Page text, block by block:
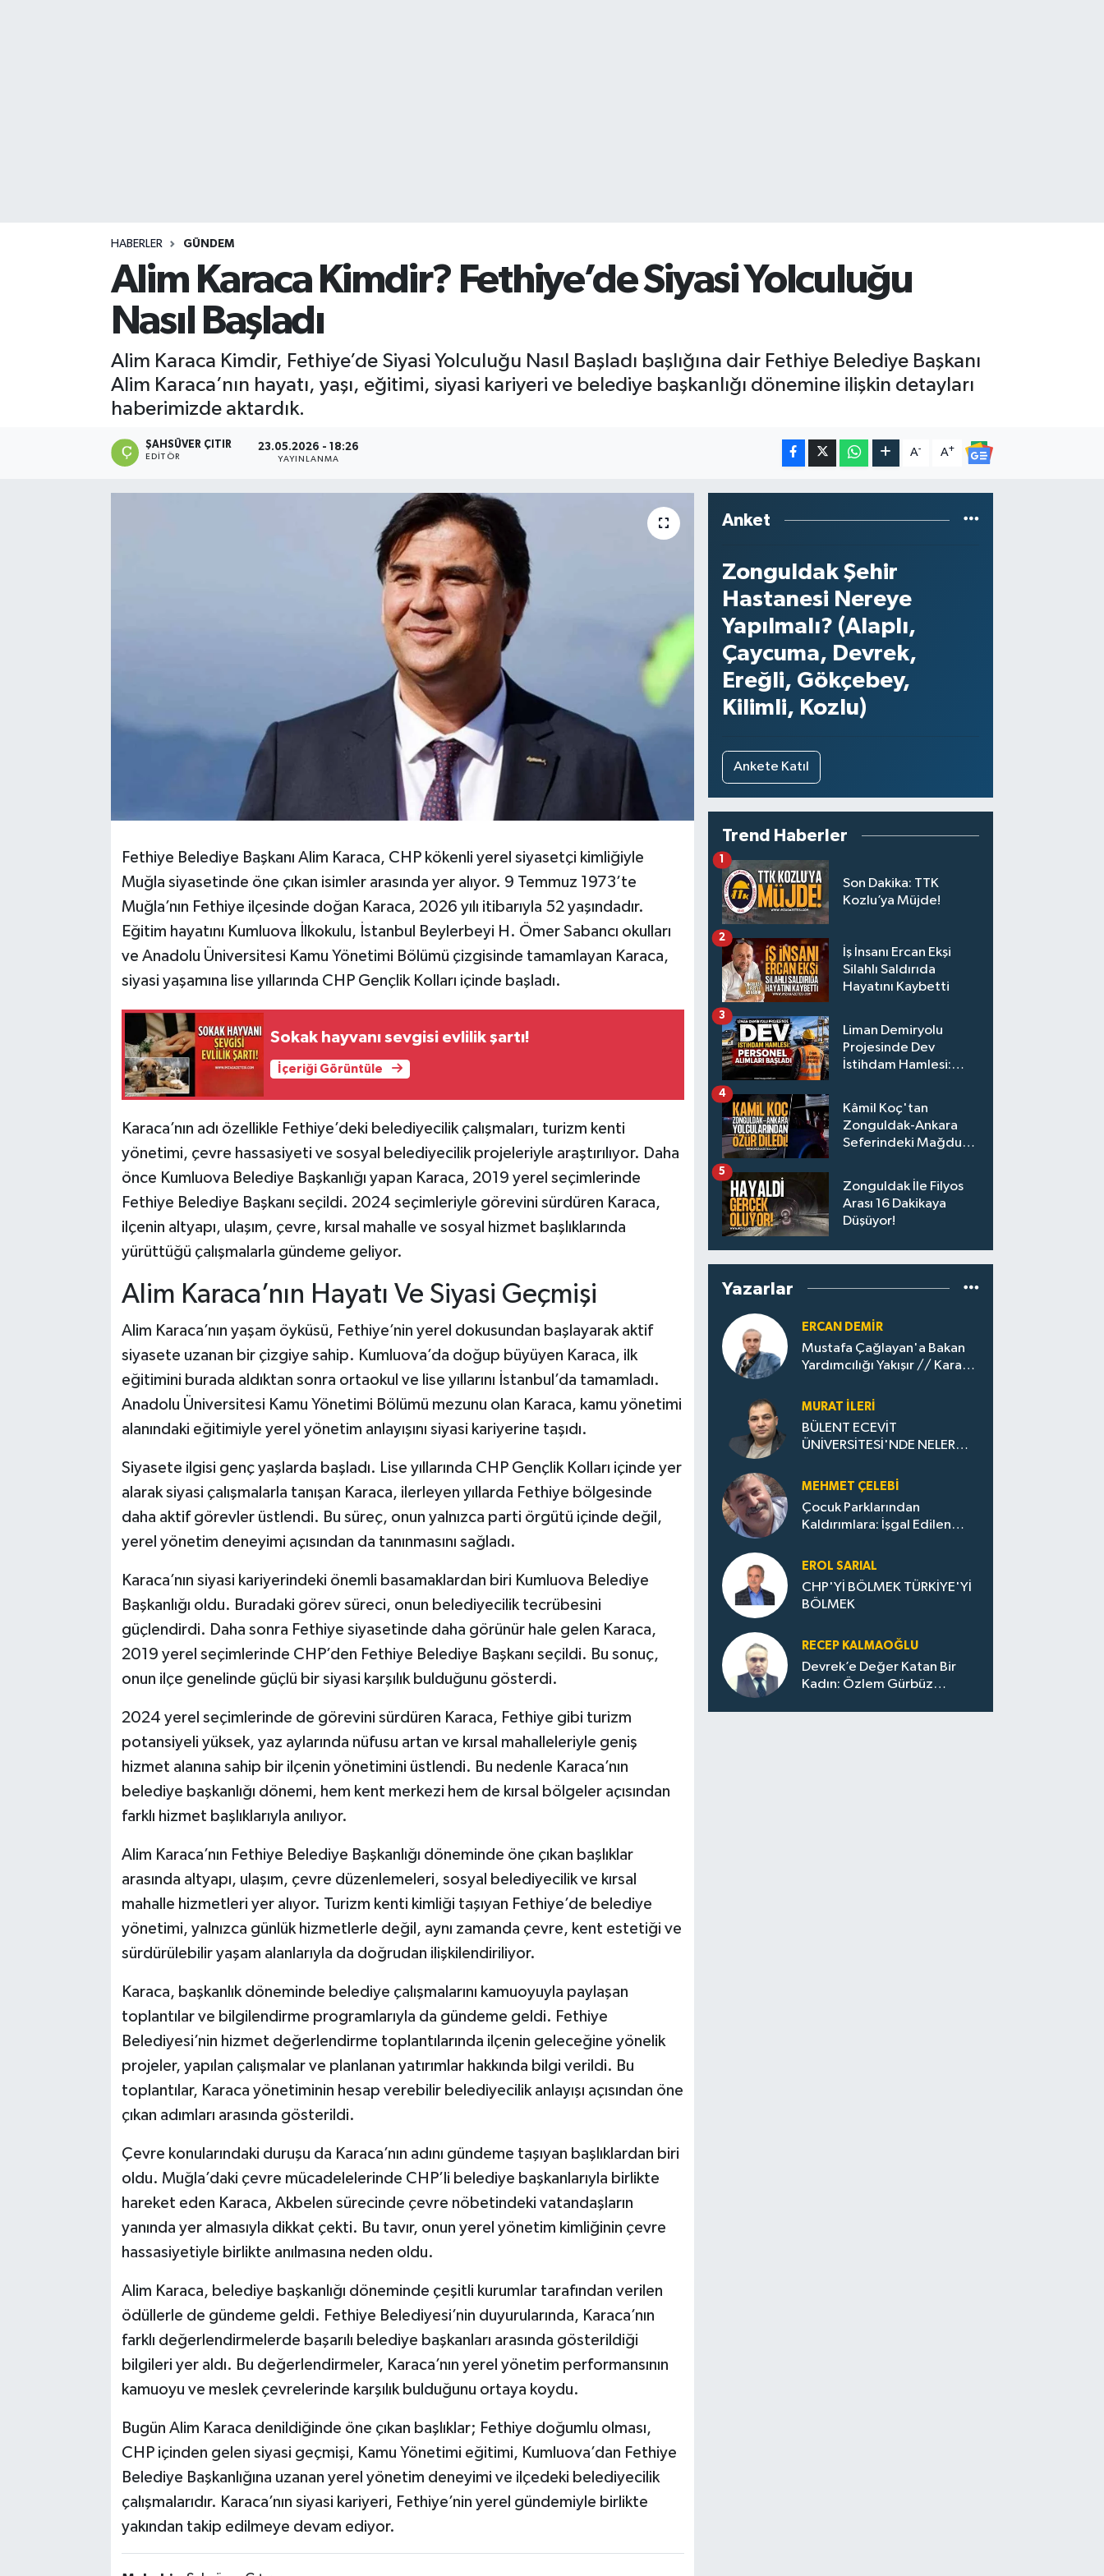
HABERLER GÜNDEM
Alim Karaca Kimdir? Fethiye’de Siyasi Yolculuğu
Nasıl Başladı
Alim Karaca Kimdir, Fethiye’de Siyasi Yolculuğu Nasıl Başladı başlığına dair Fethiye Belediye Başkanı
Alim Karaca’nın hayatı, yaşı, eğitimi, siyasi kariyeri ve belediye başkanlığı dönemine ilişkin detayları
haberimizde aktardık.
ŞAHSÜVER ÇITIR
EDITÖR
23.05.2026 - 18:26
YAYINLANMA
A- A+
Fethiye Belediye Başkanı Alim Karaca, CHP kökenli yerel siyasetçi kimliğiyle
Muğla siyasetinde öne çıkan isimler arasında yer alıyor. 9 Temmuz 1973’te
Muğla’nın Fethiye ilçesinde doğan Karaca, 2026 yılı itibarıyla 52 yaşındadır.
Eğitim hayatını Kumluova İlkokulu, İstanbul Beylerbeyi H. Ömer Sabancı okulları
ve Anadolu Üniversitesi Kamu Yönetimi Bölümü çizgisinde tamamlayan Karaca,
siyasi yaşamına lise yıllarında CHP Gençlik Kolları içinde başladı.
Sokak hayvanı sevgisi evlilik şartı!
İçeriği Görüntüle
Karaca’nın adı özellikle Fethiye’deki belediyecilik çalışmaları, turizm kenti
yönetimi, çevre hassasiyeti ve sosyal belediyecilik projeleriyle araştırılıyor. Daha
önce Kumluova Belediye Başkanlığı yapan Karaca, 2019 yerel seçimlerinde
Fethiye Belediye Başkanı seçildi. 2024 seçimleriyle görevini sürdüren Karaca,
ilçenin altyapı, ulaşım, çevre, kırsal mahalle ve sosyal hizmet başlıklarında
yürüttüğü çalışmalarla gündeme geliyor.
Alim Karaca’nın Hayatı Ve Siyasi Geçmişi
Alim Karaca’nın yaşam öyküsü, Fethiye’nin yerel dokusundan başlayarak aktif
siyasete uzanan bir çizgiye sahip. Kumluova’da doğup büyüyen Karaca, ilk
eğitimini burada aldıktan sonra ortaokul ve lise yıllarını İstanbul’da tamamladı.
Anadolu Üniversitesi Kamu Yönetimi Bölümü mezunu olan Karaca, kamu yönetimi
alanındaki eğitimiyle yerel yönetim anlayışını siyasi kariyerine taşıdı.
Siyasete ilgisi genç yaşlarda başladı. Lise yıllarında CHP Gençlik Kolları içinde yer
alarak siyasi çalışmalarla tanışan Karaca, ilerleyen yıllarda Fethiye bölgesinde
daha aktif görevler üstlendi. Bu süreç, onun yalnızca parti örgütü içinde değil,
yerel yönetim deneyimi açısından da tanınmasını sağladı.
Karaca’nın siyasi kariyerindeki önemli basamaklardan biri Kumluova Belediye
Başkanlığı oldu. Buradaki görev süreci, onun belediyecilik tecrübesini
güçlendirdi. Daha sonra Fethiye siyasetinde daha görünür hale gelen Karaca,
2019 yerel seçimlerinde CHP’den Fethiye Belediye Başkanı seçildi. Bu sonuç,
onun ilçe genelinde güçlü bir siyasi karşılık bulduğunu gösterdi.
2024 yerel seçimlerinde de görevini sürdüren Karaca, Fethiye gibi turizm
potansiyeli yüksek, yaz aylarında nüfusu artan ve kırsal mahalleleriyle geniş
hizmet alanına sahip bir ilçenin yönetimini üstlendi. Bu nedenle Karaca’nın
belediye başkanlığı dönemi, hem kent merkezi hem de kırsal bölgeler açısından
farklı hizmet başlıklarıyla anılıyor.
Alim Karaca’nın Fethiye Belediye Başkanlığı döneminde öne çıkan başlıklar
arasında altyapı, ulaşım, çevre düzenlemeleri, sosyal belediyecilik ve kırsal
mahalle hizmetleri yer alıyor. Turizm kenti kimliği taşıyan Fethiye’de belediye
yönetimi, yalnızca günlük hizmetlerle değil, aynı zamanda çevre, kent estetiği ve
sürdürülebilir yaşam alanlarıyla da doğrudan ilişkilendiriliyor.
Karaca, başkanlık döneminde belediye çalışmalarını kamuoyuyla paylaşan
toplantılar ve bilgilendirme programlarıyla da gündeme geldi. Fethiye
Belediyesi’nin hizmet değerlendirme toplantılarında ilçenin geleceğine yönelik
projeler, yapılan çalışmalar ve planlanan yatırımlar hakkında bilgi verildi. Bu
toplantılar, Karaca yönetiminin hesap verebilir belediyecilik anlayışı açısından öne
çıkan adımları arasında gösterildi.
Çevre konularındaki duruşu da Karaca’nın adını gündeme taşıyan başlıklardan biri
oldu. Muğla’daki çevre mücadelelerinde CHP’li belediye başkanlarıyla birlikte
hareket eden Karaca, Akbelen sürecinde çevre nöbetindeki vatandaşların
yanında yer almasıyla dikkat çekti. Bu tavır, onun yerel yönetim kimliğinin çevre
hassasiyetiyle birlikte anılmasına neden oldu.
Alim Karaca, belediye başkanlığı döneminde çeşitli kurumlar tarafından verilen
ödüllerle de gündeme geldi. Fethiye Belediyesi’nin duyurularında, Karaca’nın
farklı değerlendirmelerde başarılı belediye başkanları arasında gösterildiği
bilgileri yer aldı. Bu değerlendirmeler, Karaca’nın yerel yönetim performansının
kamuoyu ve meslek çevrelerinde karşılık bulduğunu ortaya koydu.
Bugün Alim Karaca denildiğinde öne çıkan başlıklar; Fethiye doğumlu olması,
CHP içinden gelen siyasi geçmişi, Kamu Yönetimi eğitimi, Kumluova’dan Fethiye
Belediye Başkanlığına uzanan yerel yönetim deneyimi ve ilçedeki belediyecilik
çalışmalarıdır. Karaca’nın siyasi kariyeri, Fethiye’nin yerel gündemiyle birlikte
yakından takip edilmeye devam ediyor.
Anket
Zonguldak Şehir
Hastanesi Nereye
Yapılmalı? (Alaplı,
Çaycuma, Devrek,
Ereğli, Gökçebey,
Kilimli, Kozlu)
Ankete Katıl
Trend Haberler
Son Dakika: TTK
Kozlu’ya Müjde!
1
İş İnsanı Ercan Ekşi
Silahlı Saldırıda
Hayatını Kaybetti
2
Liman Demiryolu
Projesinde Dev
İstihdam Hamlesi:
3
Kâmil Koç'tan
Zonguldak-Ankara
Seferindeki Mağdur
4
Zonguldak İle Filyos
Arası 16 Dakikaya
Düşüyor!
5
Yazarlar
ERCAN DEMIR
Mustafa Çağlayan'a Bakan
Yardımcılığı Yakışır // ​Kara
Zonguldak'ın Dönüşümü..
MURAT İLERI
BÜLENT ECEVİT
ÜNİVERSİTESİ'NDE NELER
MEHMET ÇELEBI
Çocuk Parklarından
Kaldırımlara: İşgal Edilen
Evler Çöp Dolu
EROL SARIAL
CHP'Yİ BÖLMEK TÜRKİYE'Yİ
BÖLMEK
RECEP KALMAOĞLU
Devrek’e Değer Katan Bir
Kadın: Özlem Gürbüz
KASTAMONU